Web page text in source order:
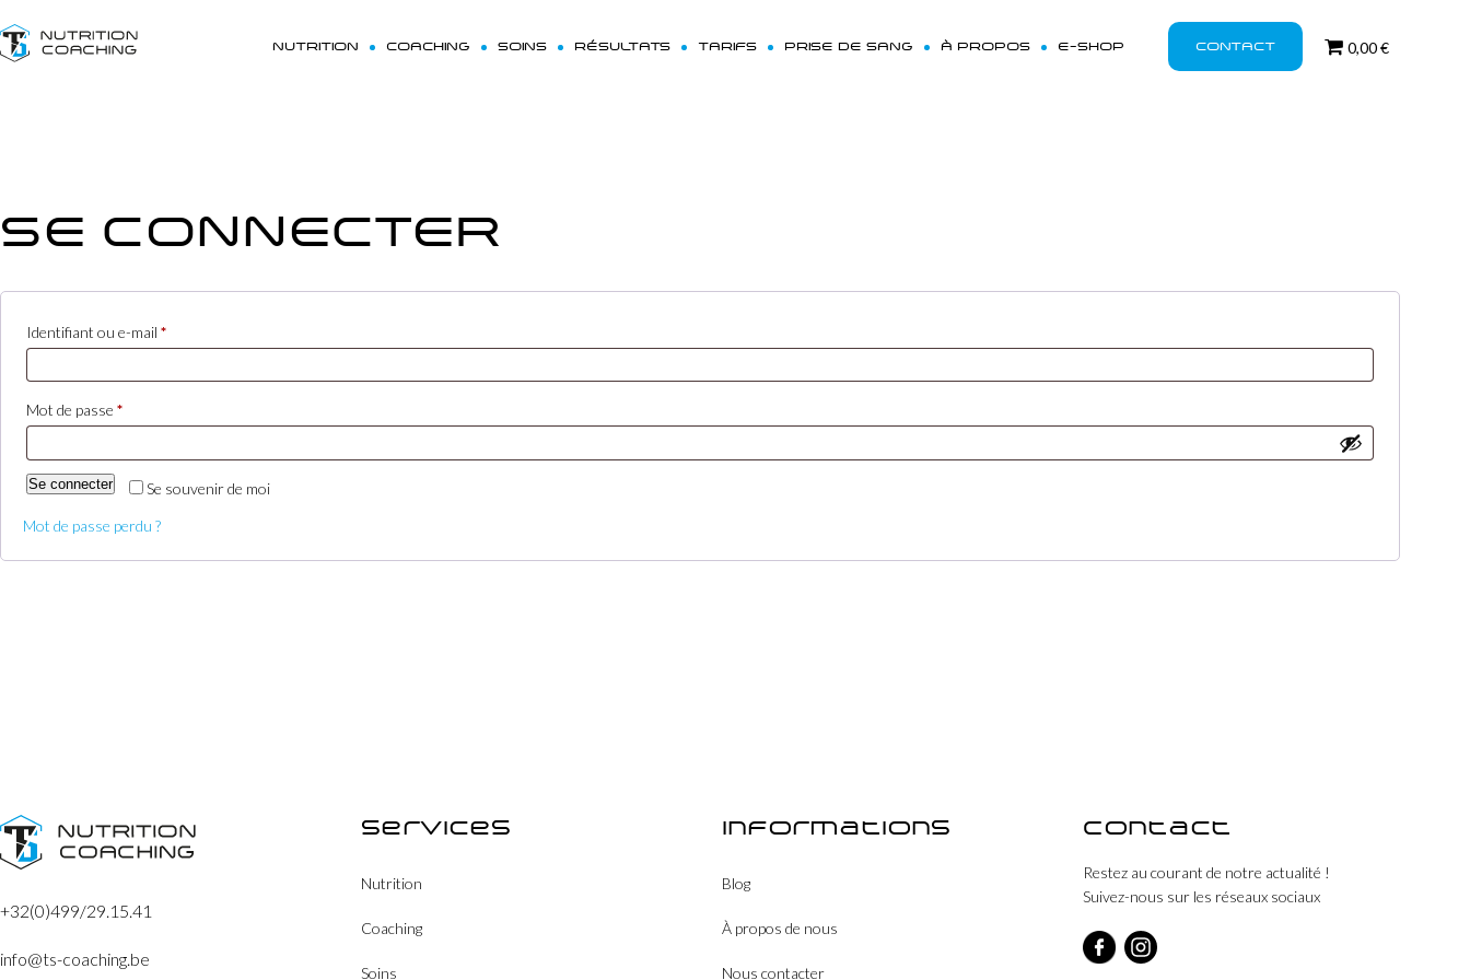
NUTRITION COACHING SOINS RÉSULTATS TARIFS PRISE DE SANG À PROPOS E-SHOP CONTACT 0,00 €
SE CONNECTER
Identifiant ou e-mail *Obligatoire
Mot de passe *Obligatoire
Se souvenir de moi
Se connecter
Mot de passe perdu ?
+32(0)499/29.15.41
info@ts-coaching.be
Services
Nutrition
Coaching
Soins
Informations
Blog
À propos de nous
Nous contacter
Contact
Restez au courant de notre actualité !
Suivez-nous sur les réseaux sociaux